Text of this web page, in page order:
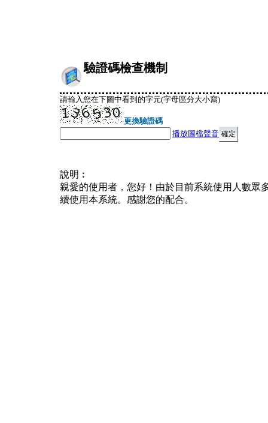
驗證碼檢查機制
請輸入您在下圖中看到的字元(字母區分大小寫)
更換驗證碼
播放圖檔聲音
說明︰
親愛的使用者，您好！由於目前系統使用人數眾
續使用本系統。感謝您的配合。